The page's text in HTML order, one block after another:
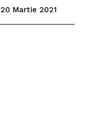
20 Martie 2021